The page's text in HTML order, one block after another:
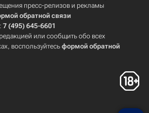
пресс-релизов и рекламы
обратной связи
7 (495) 645-6601
или сообщить обо всех
воспользуйтесьформой обратной